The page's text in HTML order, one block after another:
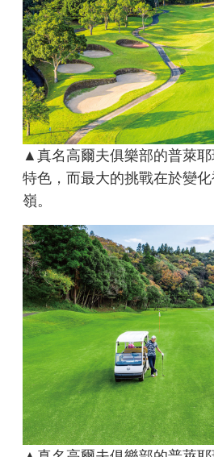
▲真名高爾夫俱樂部的普萊
特色，而最大的挑戰在於變
嶺。